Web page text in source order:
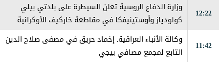
12:22
وزارة الدفاع الروسية تعلن السيطرة على بلدتي بيلي
كولودياز وأوستينيفكا في مقاطعة خاركيف الأوكرانية
11:42
وكالة الأنباء العراقية: إخماد حريق في مصفى صلاح الدين
التابع لمجمع مصافي بيجي